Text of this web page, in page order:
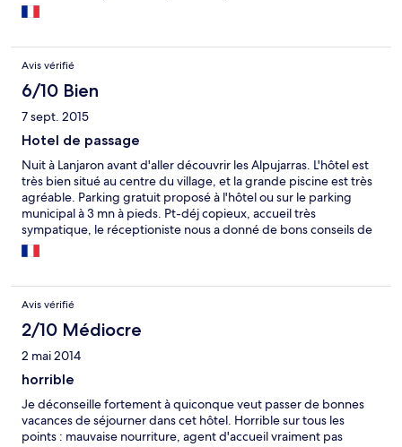
Avis vérifié
6/10 Bien
7 sept. 2015
Hotel de passage
Nuit à Lanjaron avant d'aller découvrir les Alpujarras. L'hôtel est
très bien situé au centre du village, et la grande piscine est très
agréable. Parking gratuit proposé à l'hôtel ou sur le parking
municipal à 3 mn à pieds. Pt-déj copieux, accueil très
sympatique, le réceptioniste nous a donné de bons conseils de
visite des villages des Alpujarras. Établissement vieillot, pas très
bien insonorisé, dans un village lui aussi vieillissant. Mais vu le
Avis vérifié
2/10 Médiocre
2 mai 2014
horrible
Je déconseille fortement à quiconque veut passer de bonnes
vacances de séjourner dans cet hôtel. Horrible sur tous les
points : mauvaise nourriture, agent d'accueil vraiment pas